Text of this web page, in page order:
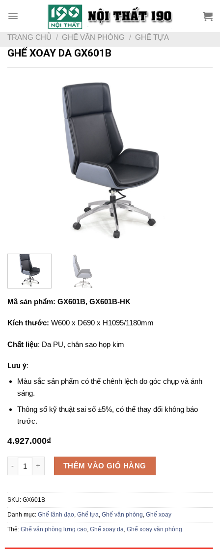
TRANG CHỦ / GHẾ VĂN PHÒNG / GHẾ TỰA
GHẾ XOAY DA GX601B
Mã sản phẩm: GX601B, GX601B-HK
Kích thước: W600 x D690 x H1095/1180mm
Chất liệu: Da PU, chân sao họp kim
Lưu ý:
Màu sắc sản phẩm có thể chênh lệch do góc chụp và ánh
sáng.
Thông số kỹ thuật sai số ±5%, có thể thay đổi không báo
trước.
4.927.000₫
Ghế xoay da GX601B số lượng
THÊM VÀO GIỎ HÀNG
SKU: GX601B
Danh mục: Ghế lãnh đạo, Ghế tựa, Ghế văn phòng, Ghế xoay
Thẻ: Ghế văn phòng lưng cao, Ghế xoay da, Ghế xoay văn phòng